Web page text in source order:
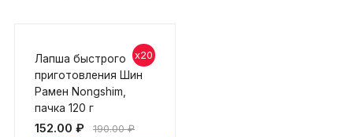
x20
Лапша быстрого
приготовления Шин
Рамен Nongshim,
пачка 120 г
152.00 ₽ 190.00₽